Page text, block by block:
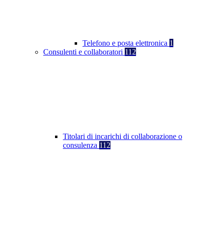
Telefono e posta elettronica 1
Consulenti e collaboratori 112
Titolari di incarichi di collaborazione o
consulenza 112